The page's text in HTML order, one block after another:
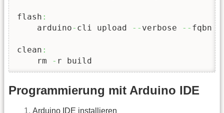
flash :
    arduino
- cli upload -- verbose -- fqbn
clean :
    rm
- r build
Programmierung mit Arduino IDE
Arduino IDE installieren